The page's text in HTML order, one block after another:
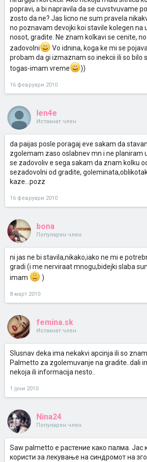
popravi, a bi napravila da se cuvstvuvame
zosto da ne? Jas licno ne sum pravela
no poznavam devojki koi stavile kolegen na
nosot, gradite. Ne znam kolkavi se cenite,
zadovolni
Vo idnina, koga ke mi se
probam da gi izmaznam so inekcii ili so bilo
togas-imam vreme
))
16 февруари 2010
len4e
Истакнат член
da paijas posle poragaj eve sakam da
zgolemam zaso oslabnev mn i ne planiram
se zadovoliv e sega sakam da znam kolku
sezadovolni od gradite,
kaze...pozz
16 февруари 2010
bona
Популарен член
ni jas ne bi stavila,nikako,iako ne mi e
gradi (i me nerviraat mnogu,bidejki slaba
imam
)
8 март 2010
femina.sk
Истакнат член
Slusnav deka ima nekakvi apcinja ili so
Palmetto za zgolemuvanje na gradite..dali
nekoja ili informacija nesto..
1 јуни 2010
Nina24
Популарен член
Saw palmetto е растение како палма. Јас
користи за лекување на синдромот на